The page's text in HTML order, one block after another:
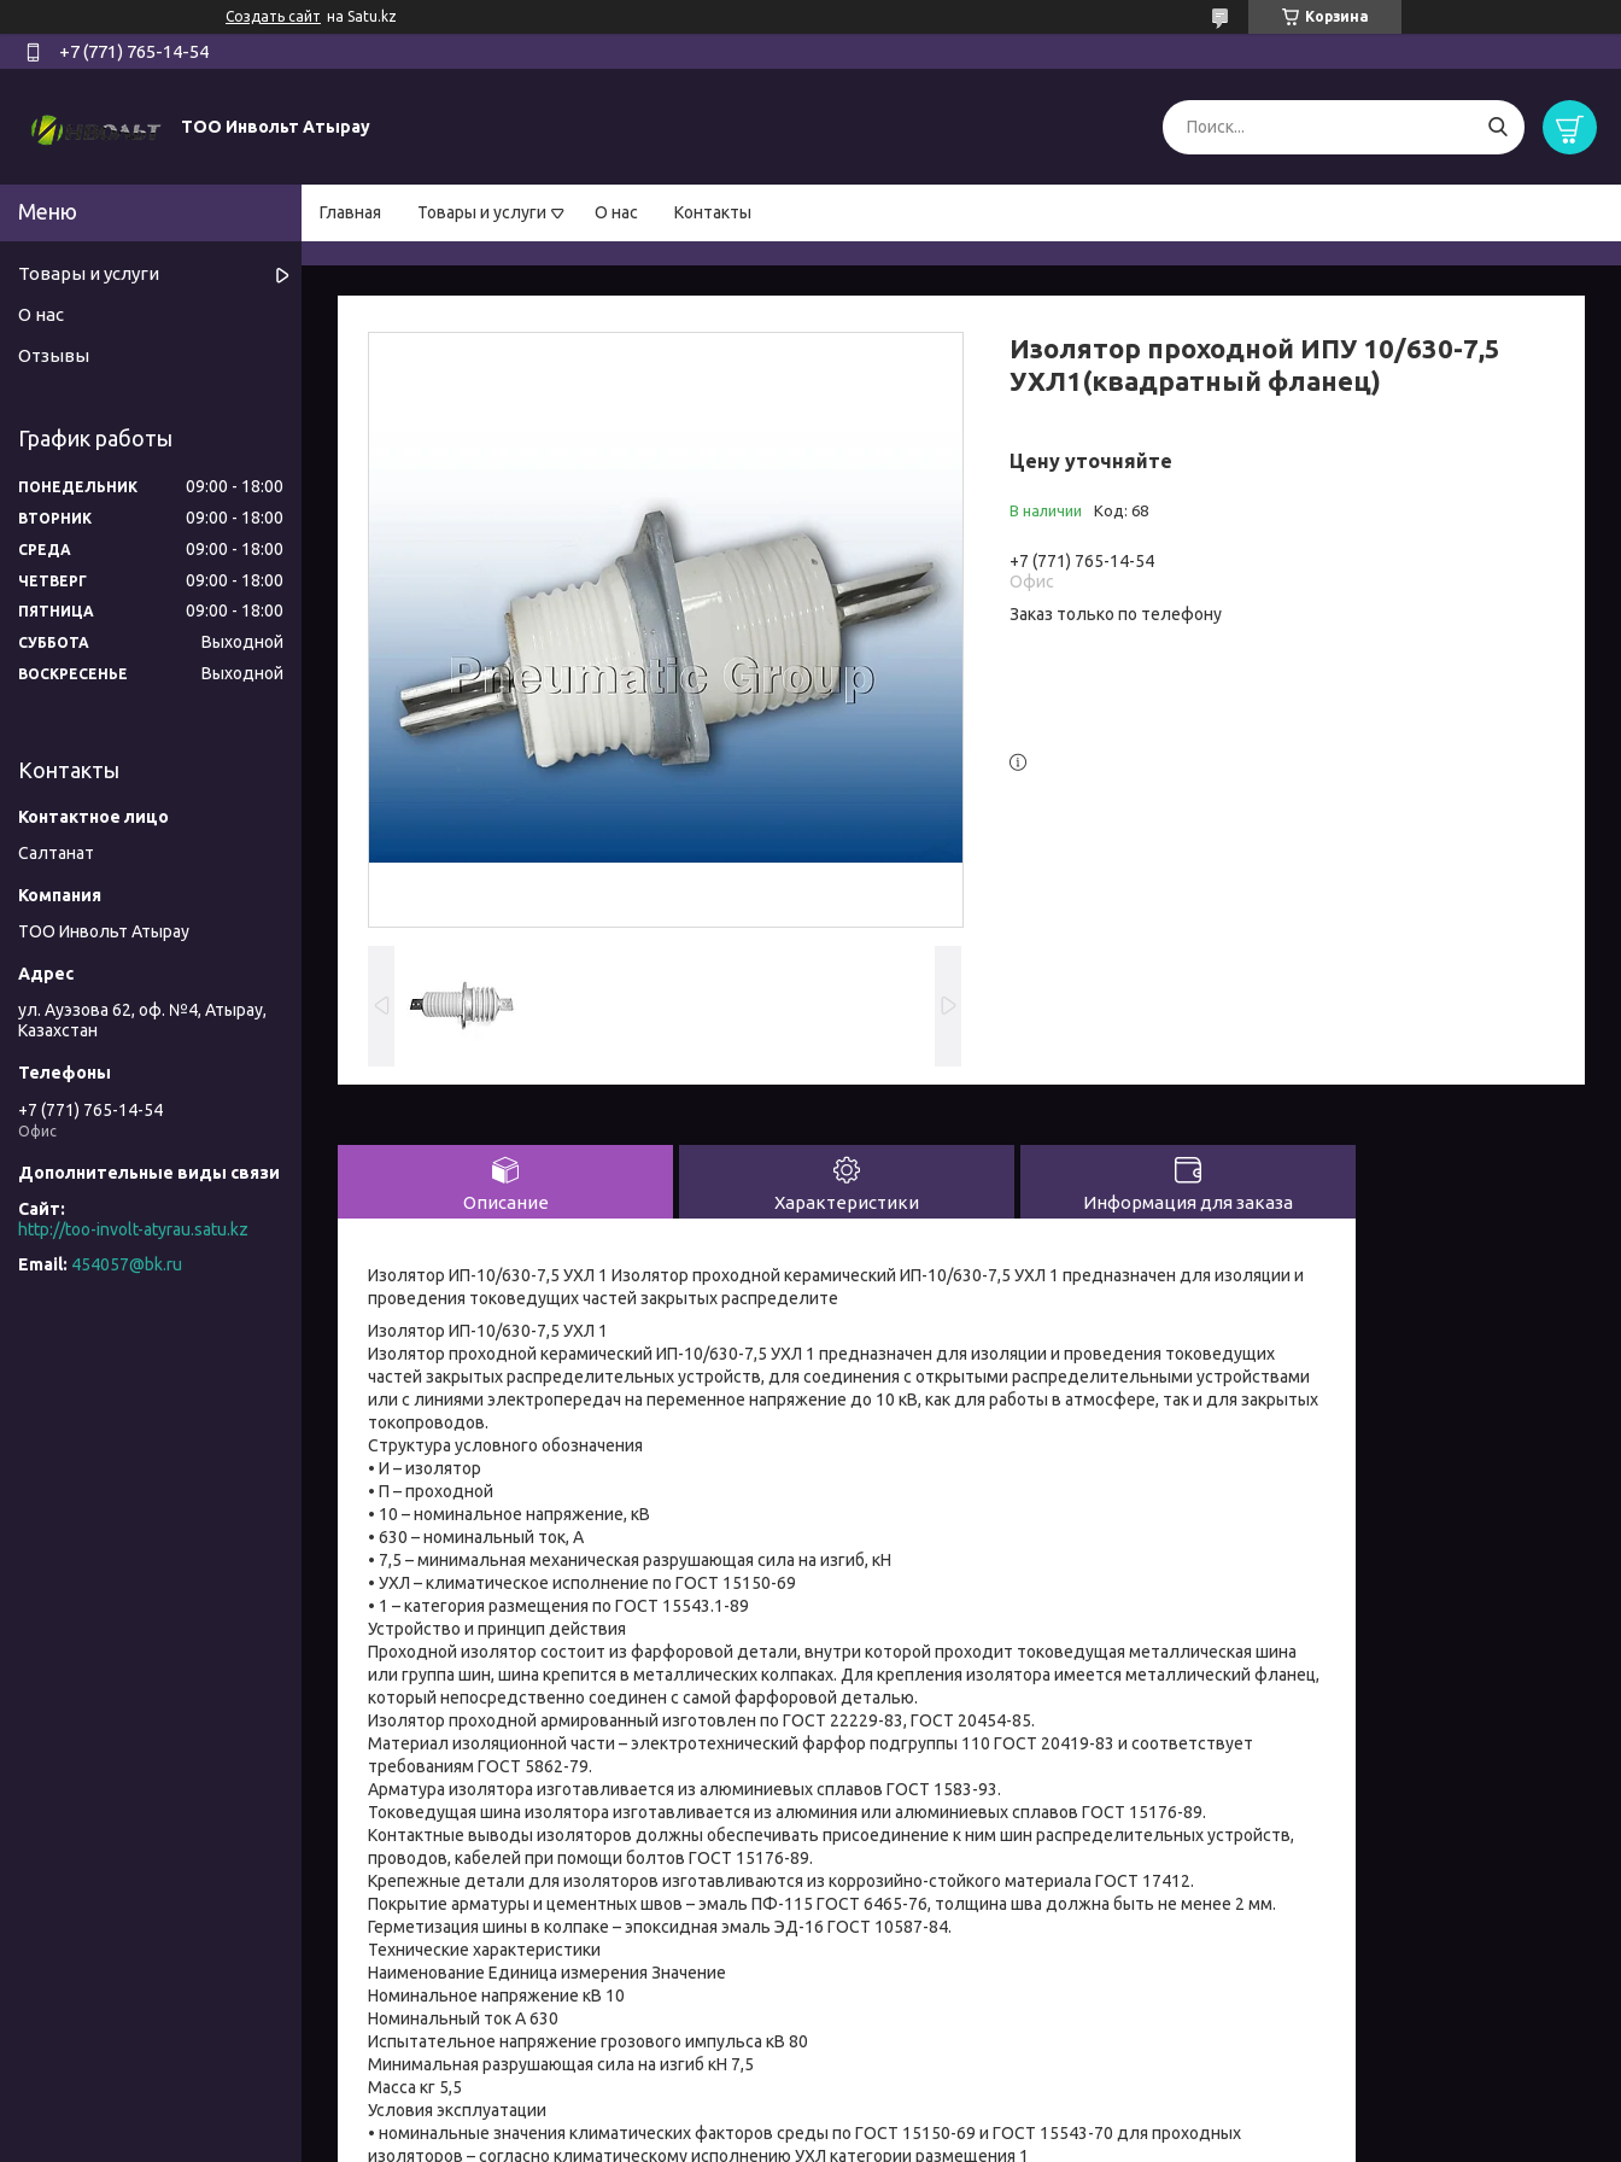
Создать сайт на Satu.kz Корзина
+7 (771) 765-14-54
ТОО Инвольт Атырау
Главная Товары и услуги О нас Контакты
Изолятор проходной ИПУ 10/630-7,5
УХЛ1(квадратный фланец)
Цену уточняйте
В наличии Код: 68
+7 (771) 765-14-54
Офис
Заказ только по телефону
Описание Характеристики Информация для заказа
Изолятор ИП-10/630-7,5 УХЛ 1 Изолятор проходной керамический ИП-10/630-7,5 УХЛ 1 предназначен для изоляции и
проведения токоведущих частей закрытых распределите
Изолятор ИП-10/630-7,5 УХЛ 1
Изолятор проходной керамический ИП-10/630-7,5 УХЛ 1 предназначен для изоляции и проведения токоведущих
частей закрытых распределительных устройств, для соединения с открытыми распределительными устройствами
или с линиями электропередач на переменное напряжение до 10 кВ, как для работы в атмосфере, так и для закрытых
токопроводов.
Структура условного обозначения
• И – изолятор
• П – проходной
• 10 – номинальное напряжение, кВ
• 630 – номинальный ток, А
• 7,5 – минимальная механическая разрушающая сила на изгиб, кН
• УХЛ – климатическое исполнение по ГОСТ 15150-69
• 1 – категория размещения по ГОСТ 15543.1-89
Устройство и принцип действия
Проходной изолятор состоит из фарфоровой детали, внутри которой проходит токоведущая металлическая шина
или группа шин, шина крепится в металлических колпаках. Для крепления изолятора имеется металлический фланец,
который непосредственно соединен с самой фарфоровой деталью.
Изолятор проходной армированный изготовлен по ГОСТ 22229-83, ГОСТ 20454-85.
Материал изоляционной части – электротехнический фарфор подгруппы 110 ГОСТ 20419-83 и соответствует
требованиям ГОСТ 5862-79.
Арматура изолятора изготавливается из алюминиевых сплавов ГОСТ 1583-93.
Токоведущая шина изолятора изготавливается из алюминия или алюминиевых сплавов ГОСТ 15176-89.
Контактные выводы изоляторов должны обеспечивать присоединение к ним шин распределительных устройств,
проводов, кабелей при помощи болтов ГОСТ 15176-89.
Крепежные детали для изоляторов изготавливаются из коррозийно-стойкого материала ГОСТ 17412.
Покрытие арматуры и цементных швов – эмаль ПФ-115 ГОСТ 6465-76, толщина шва должна быть не менее 2 мм.
Герметизация шины в колпаке – эпоксидная эмаль ЭД-16 ГОСТ 10587-84.
Технические характеристики
Наименование Единица измерения Значение
Номинальное напряжение кВ 10
Номинальный ток А 630
Испытательное напряжение грозового импульса кВ 80
Минимальная разрушающая сила на изгиб кН 7,5
Масса кг 5,5
Условия эксплуатации
• номинальные значения климатических факторов среды по ГОСТ 15150-69 и ГОСТ 15543-70 для проходных
изоляторов – согласно климатическому исполнению УХЛ категории размещения 1
Товары и услуги
О нас
Отзывы
График работы
ПОНЕДЕЛЬНИК 09:00 18:00
ВТОРНИК 09:00 18:00
СРЕДА 09:00 18:00
ЧЕТВЕРГ 09:00 18:00
ПЯТНИЦА 09:00 18:00
СУББОТА Выходной
ВОСКРЕСЕНЬЕ Выходной
Контакты
Салтанат
ТОО Инвольт Атырау
ул. Ауэзова 62, оф. №4, Атырау,
Казахстан
+7 (771) 765-14-54
Офис
http://too-involt-atyrau.satu.kz
454057@bk.ru